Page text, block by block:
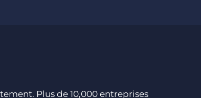
Plus de 10,000 entreprises